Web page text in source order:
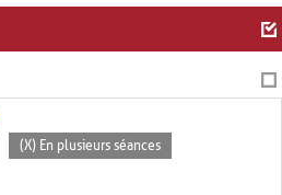
(X) En plusieurs séances